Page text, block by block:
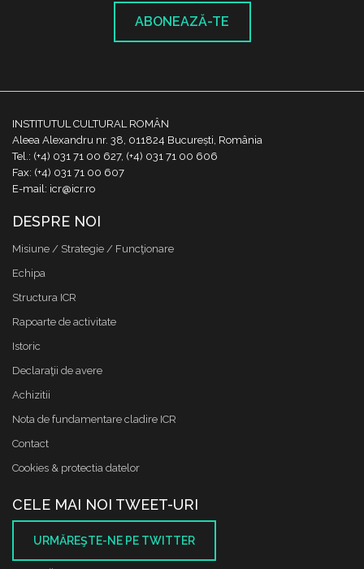
ABONEAZĂ-TE
INSTITUTUL CULTURAL ROMÂN
Aleea Alexandru nr. 38, 011824 București, România
Tel.: (+4) 031 71 00 627, (+4) 031 71 00 606
Fax: (+4) 031 71 00 607
E-mail: icr@icr.ro
DESPRE NOI
Misiune / Strategie / Funcţionare
Echipa
Structura ICR
Rapoarte de activitate
Istoric
Declaraţii de avere
Achizitii
Nota de fundamentare cladire ICR
Contact
Cookies & protectia datelor
CELE MAI NOI TWEET-URI
URMĂREŞTE-NE PE TWITTER